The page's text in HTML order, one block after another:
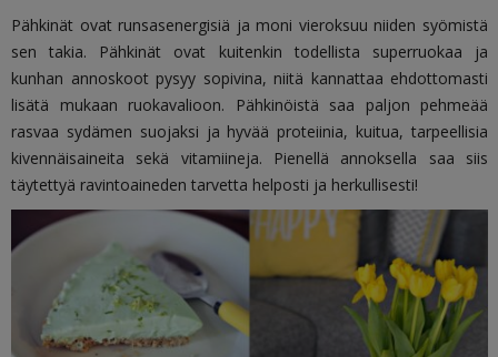
Pähkinät ovat runsasenergisiä ja moni vieroksuu niiden syömistä
sen takia. Pähkinät ovat kuitenkin todellista superruokaa ja
kunhan annoskoot pysyy sopivina, niitä kannattaa ehdottomasti
lisätä mukaan ruokavalioon. Pähkinöistä saa paljon pehmeää
rasvaa sydämen suojaksi ja hyvää proteiinia, kuitua, tarpeellisia
kivennäisaineita sekä vitamiineja. Pienellä annoksella saa siis
täytettyä ravintoaineden tarvetta helposti ja herkullisesti!